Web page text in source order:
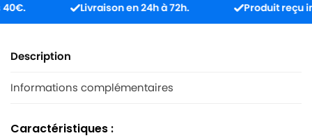
Livraison en 24h à 72h. Produit reçu
Description
Informations complémentaires
Caractéristiques :